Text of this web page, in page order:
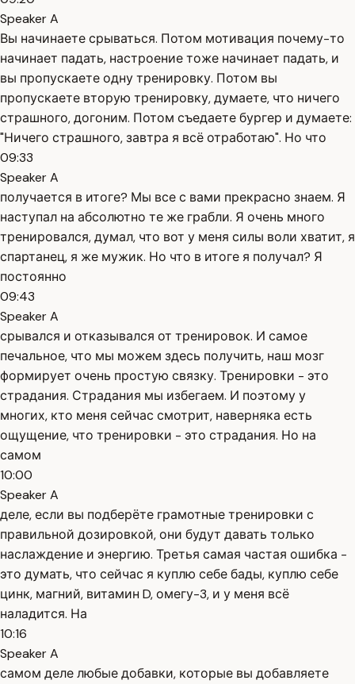
Speaker A
Вы начинаете срываться. Потом мотивация почему-то
начинает падать, настроение тоже начинает падать, и
вы пропускаете одну тренировку. Потом вы
пропускаете вторую тренировку, думаете, что ничего
страшного, догоним. Потом съедаете бургер и думаете:
"Ничего страшного, завтра я всё отработаю". Но что
09:33
Speaker A
получается в итоге? Мы все с вами прекрасно знаем. Я
наступал на абсолютно те же грабли. Я очень много
тренировался, думал, что вот у меня силы воли хватит, я
спартанец, я же мужик. Но что в итоге я получал? Я
постоянно
09:43
Speaker A
срывался и отказывался от тренировок. И самое
печальное, что мы можем здесь получить, наш мозг
формирует очень простую связку. Тренировки - это
страдания. Страдания мы избегаем. И поэтому у
многих, кто меня сейчас смотрит, наверняка есть
ощущение, что тренировки - это страдания. Но на
самом
10:00
Speaker A
деле, если вы подберёте грамотные тренировки с
правильной дозировкой, они будут давать только
наслаждение и энергию. Третья самая частая ошибка -
это думать, что сейчас я куплю себе бады, куплю себе
цинк, магний, витамин D, омегу-3, и у меня всё
наладится. На
10:16
Speaker A
самом деле любые добавки, которые вы добавляете